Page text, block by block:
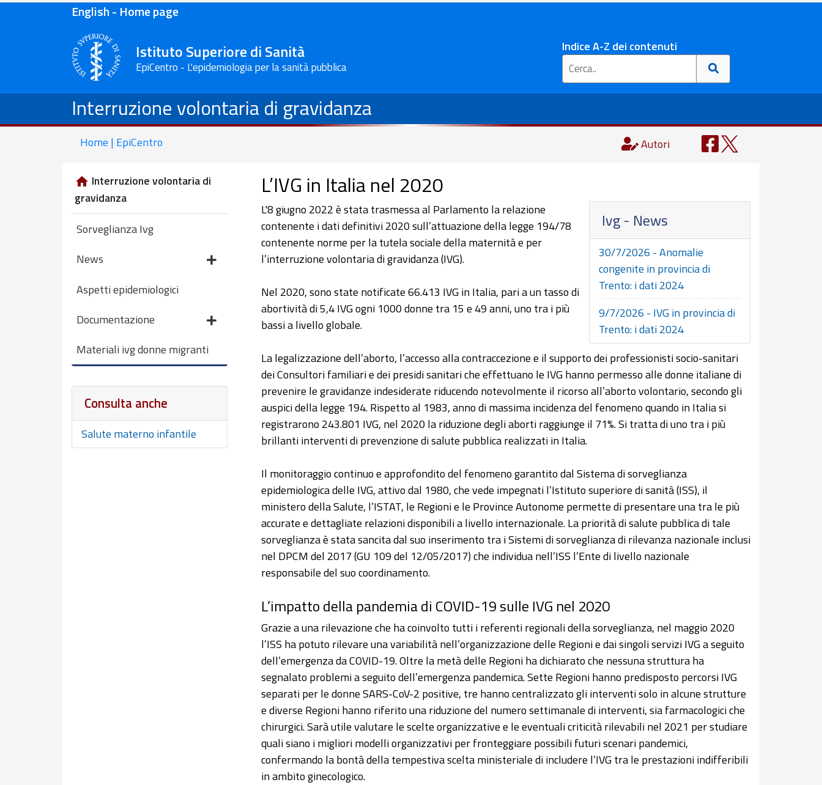
English - Home page
Istituto Superiore di Sanità
EpiCentro - L'epidemiologia per la sanità pubblica
Indice A-Z dei contenuti
Interruzione volontaria di gravidanza
Home | EpiCentro Autori
Interruzione volontaria di
gravidanza
Sorveglianza Ivg
News
Aspetti epidemiologici
Documentazione
Materiali ivg donne migranti
Consulta anche
Salute materno infantile
L’IVG in Italia nel 2020
Ivg - News
30/7/2026 - Anomalie
congenite in provincia di
Trento: i dati 2024
9/7/2026 - IVG in provincia di
Trento: i dati 2024
L'8 giugno 2022 è stata trasmessa al Parlamento la relazione
contenente i dati definitivi 2020 sull’attuazione della legge 194/78
contenente norme per la tutela sociale della maternità e per
l’interruzione volontaria di gravidanza (IVG).
Nel 2020, sono state notificate 66.413 IVG in Italia, pari a un tasso di
abortività di 5,4 IVG ogni 1000 donne tra 15 e 49 anni, uno tra i più
bassi a livello globale.
La legalizzazione dell’aborto, l’accesso alla contraccezione e il supporto dei professionisti socio-sanitari
dei Consultori familiari e dei presidi sanitari che effettuano le IVG hanno permesso alle donne italiane di
prevenire le gravidanze indesiderate riducendo notevolmente il ricorso all’aborto volontario, secondo gli
auspici della legge 194. Rispetto al 1983, anno di massima incidenza del fenomeno quando in Italia si
registrarono 243.801 IVG, nel 2020 la riduzione degli aborti raggiunge il 71%. Si tratta di uno tra i più
brillanti interventi di prevenzione di salute pubblica realizzati in Italia.
Il monitoraggio continuo e approfondito del fenomeno garantito dal Sistema di sorveglianza
epidemiologica delle IVG, attivo dal 1980, che vede impegnati l’Istituto superiore di sanità (ISS), il
ministero della Salute, l’ISTAT, le Regioni e le Province Autonome permette di presentare una tra le più
accurate e dettagliate relazioni disponibili a livello internazionale. La priorità di salute pubblica di tale
sorveglianza è stata sancita dal suo inserimento tra i Sistemi di sorveglianza di rilevanza nazionale inclusi
nel DPCM del 2017 (GU 109 del 12/05/2017) che individua nell’ISS l’Ente di livello nazionale
responsabile del suo coordinamento.
L’impatto della pandemia di COVID-19 sulle IVG nel 2020
Grazie a una rilevazione che ha coinvolto tutti i referenti regionali della sorveglianza, nel maggio 2020
l’ISS ha potuto rilevare una variabilità nell’organizzazione delle Regioni e dai singoli servizi IVG a seguito
dell’emergenza da COVID-19. Oltre la metà delle Regioni ha dichiarato che nessuna struttura ha
segnalato problemi a seguito dell’emergenza pandemica. Sette Regioni hanno predisposto percorsi IVG
separati per le donne SARS-CoV-2 positive, tre hanno centralizzato gli interventi solo in alcune strutture
e diverse Regioni hanno riferito una riduzione del numero settimanale di interventi, sia farmacologici che
chirurgici. Sarà utile valutare le scelte organizzative e le eventuali criticità rilevabili nel 2021 per studiare
quali siano i migliori modelli organizzativi per fronteggiare possibili futuri scenari pandemici,
confermando la bontà della tempestiva scelta ministeriale di includere l’IVG tra le prestazioni indifferibili
in ambito ginecologico.